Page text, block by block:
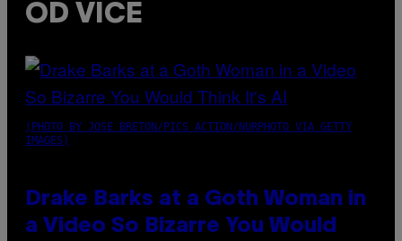
OD VICE
(PHOTO BY JOSE BRETON/PICS ACTION/NURPHOTO VIA GETTY
IMAGES)
Drake Barks at a Goth Woman in
a Video So Bizarre You Would